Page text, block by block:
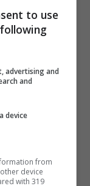
only
to use
advertising and
and
device
from
device
with 319